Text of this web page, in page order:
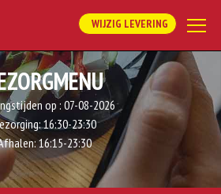
WIJZIG LEVERING
op : 07-08-2026
16:30-23:30
16:15-23:30